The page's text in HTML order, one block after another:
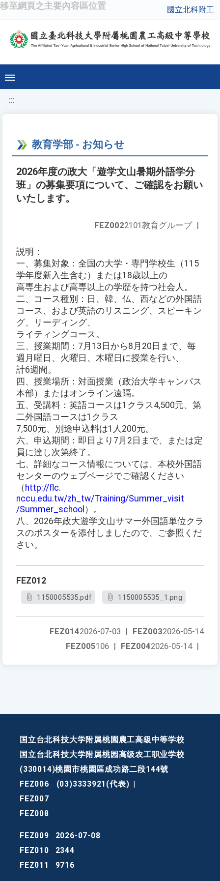
移至網頁之主要內容區位置 國立北科附工
:::
教育学部 - お知らせ
2026年度の政大「遊学文山暑期外語学分
班」の募集要項について、ご確認をお願い
いたします。
FEZ0022101教育グループ |
説明：
一、募集対象：全国の大学・専門学校生（115
学年度新入生含む）または18歳以上の
高専生および高専以上の学歴を持つ社会人。
二、コース種別：日、韓、仏、西などの外国語
コース、および英語のリスニング、スピーキン
グ、リーディング、
ライティングコース。
三、授業期間：7月13日から8月20日まで、毎
週月曜日、火曜日、木曜日に授業を行い、
計6週間。
四、授業場所：対面授業（政治大学キャンパス
本部）またはオンライン遠隔。
五、受講料：英語コースは1クラス4,500元、第
二外国語コースは1クラス
7,500元、別途申込料は1人200元。
六、申込期間：即日より7月2日まで、または定
員に達し次第終了。
七、詳細なコース情報については、本校外国語
センターのウェブページでご確認ください
（ http://flc.
nccu.edu.tw/zh_tw/Training/Summer_visit
/Summer_school ）。
八、2026年政大遊学文山サマー外国語単位クラ
スのポスターを添付しましたので、ご参照くだ
さい。
FEZ012
1150005535.pdf 1150005535_1.png
FEZ0032026-05-14
FEZ0142026-07-03 |
FEZ0042026-05-14 |
FEZ005106 |
国立台北科技大学附属桃園農工高級中等学校
国立台北科技大学附属桃园高级农工职业学校
(330014)桃園市桃園區成功路二段144號
FEZ006
(03)3333921(代表)
FEZ007
FEZ008
FEZ009
2026-07-08
FEZ010
2344
FEZ011
9716